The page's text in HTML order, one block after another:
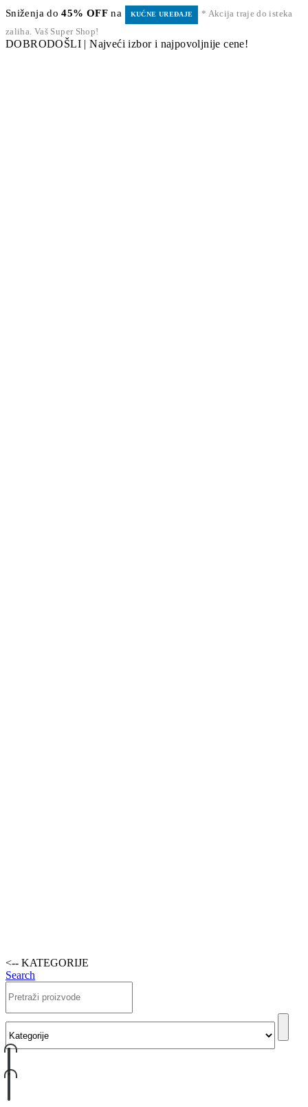
Sniženja do45% OFF na KUĆNE UREĐAJE
* Akcija traje do isteka
zaliha. Vaš Super Shop!
DOBRODOŠLI | Najveći izbor i najpovoljnije cene!
<-- KATEGORIJE
Search